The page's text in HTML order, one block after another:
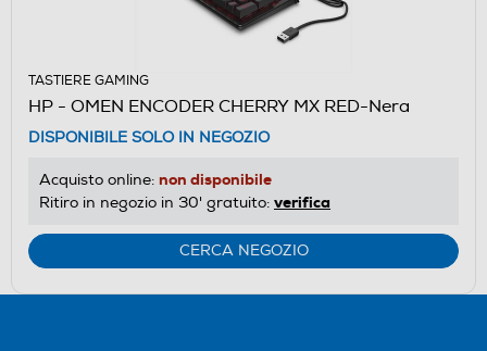
TASTIERE GAMING
HP - OMEN ENCODER CHERRY MX RED-Nera
DISPONIBILE SOLO IN NEGOZIO
Acquisto online: non disponibile
Ritiro in negozio in 30' gratuito: verifica
CERCA NEGOZIO